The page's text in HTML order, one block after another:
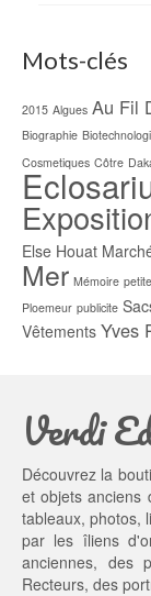
Mots-clés
2015 Algues Au Fil
Biographie
Cosmetiques Côtre
Else Houat
Mer Mémoire
Ploemeur publicite
Vêtements Yves
Verdi
Découvrez la
et objets anciens
tableaux, photos,
par les îliens
anciennes, des
Recteurs, des